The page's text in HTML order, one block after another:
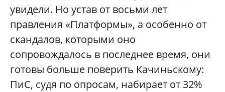
увидели. Но устав от восьми лет
правления «Платформы», а особенно от
скандалов, которыми оно
сопровождалось в последнее время, они
готовы больше поверить Качиньскому:
ПиС, судя по опросам, набирает от 32%